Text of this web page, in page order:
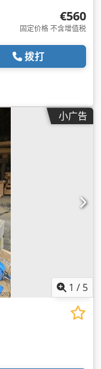
€560
固定价格 不含增值税
拨打
小广告
1 / 5